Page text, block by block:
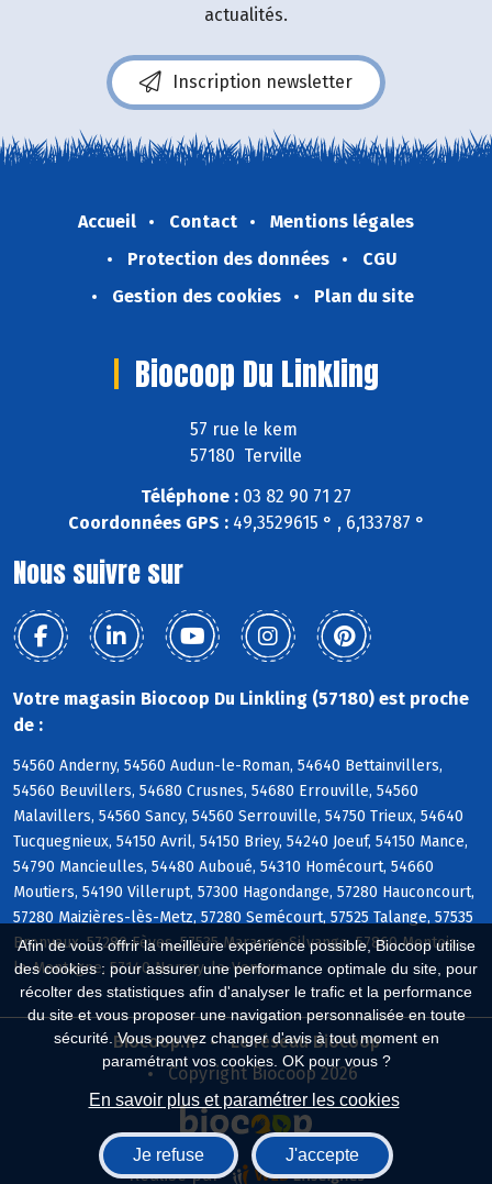
Afin de vous offrir la meilleure expérience possible, Biocoop utilise
des cookies : pour assurer une performance optimale du site, pour
récolter des statistiques afin d'analyser le trafic et la performance
du site et vous proposer une navigation personnalisée en toute
sécurité. Vous pouvez changer d'avis à tout moment en
paramétrant vos cookies. OK pour vous ?
En savoir plus et paramétrer les cookies
Je refuse J'accepte
actualités.
Inscription newsletter
Accueil Contact
Mentions légales
Protection des données
CGU
Gestion des cookies
Plan du site
Biocoop Du Linkling
57 rue le kem
57180 Terville
Téléphone : 03 82 90 71 27
Coordonnées GPS :49,3529615 ° , 6,133787 °
Nous suivre sur
Votre magasin Biocoop Du Linkling (57180) est proche
de :
54560 Anderny, 54560 Audun-le-Roman, 54640 Bettainvillers,
54560 Beuvillers, 54680 Crusnes, 54680 Errouville, 54560
Malavillers, 54560 Sancy, 54560 Serrouville, 54750 Trieux, 54640
Tucquegnieux, 54150 Avril, 54150 Briey, 54240 Joeuf, 54150 Mance,
54790 Mancieulles, 54480 Auboué, 54310 Homécourt, 54660
Moutiers, 54190 Villerupt, 57300 Hagondange, 57280 Hauconcourt,
57280 Maizières-lès-Metz, 57280 Semécourt, 57525 Talange, 57535
Bronvaux, 57280 Fèves, 57535 Marange-Silvange, 57860 Montois-
la-Montagne, 57140 Norroy-le-Veneur
Biocoop.fr
Le réseau Biocoop
Copyright Biocoop 2026
Réalisé par